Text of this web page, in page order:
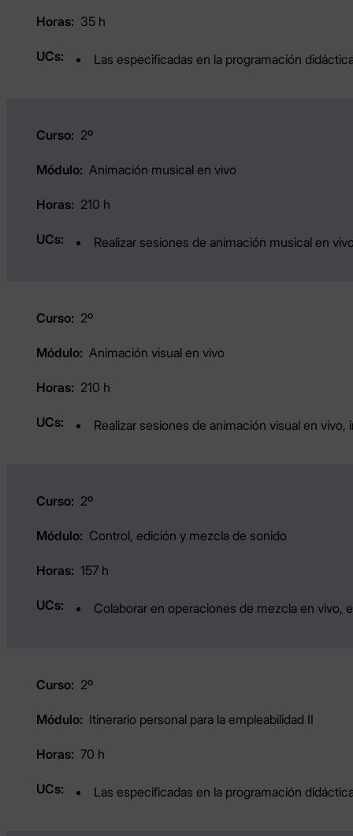
35 h
Las especificadas en la programación
2º
Animación musical en vivo
210 h
Realizar sesiones de animación musical en
2º
Animación visual en vivo
210 h
Realizar sesiones de animación visual en
2º
Control, edición y mezcla de sonido
157 h
Colaborar en operaciones de mezcla en vivo,
2º
Itinerario personal para la empleabilidad II
70 h
Las especificadas en la programación